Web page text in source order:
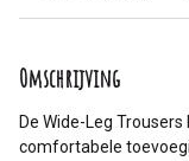
Omschrijving
De Wide-Leg
comfortabele